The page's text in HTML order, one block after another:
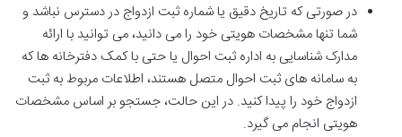
در صورتی که تاریخ دقیق یا شماره ثبت ازدواج در دسترس نباشد و
شما تنها مشخصات هویتی خود را می دانید، می توانید با ارائه
مدارک شناسایی به اداره ثبت احوال یا حتی با کمک دفترخانه ها که
به سامانه های ثبت احوال متصل هستند، اطلاعات مربوط به ثبت
ازدواج خود را پیدا کنید. در این حالت، جستجو بر اساس مشخصات
هویتی انجام می گیرد.